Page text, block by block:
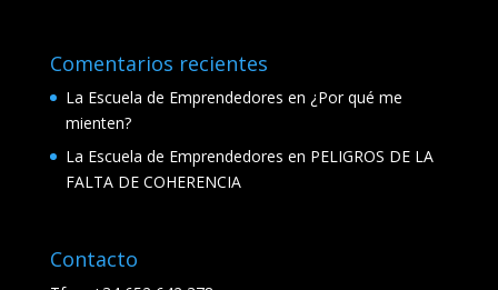
Comentarios recientes
La Escuela de Emprendedores en ¿Por qué me
mienten?
La Escuela de Emprendedores en PELIGROS DE LA
FALTA DE COHERENCIA
Contacto